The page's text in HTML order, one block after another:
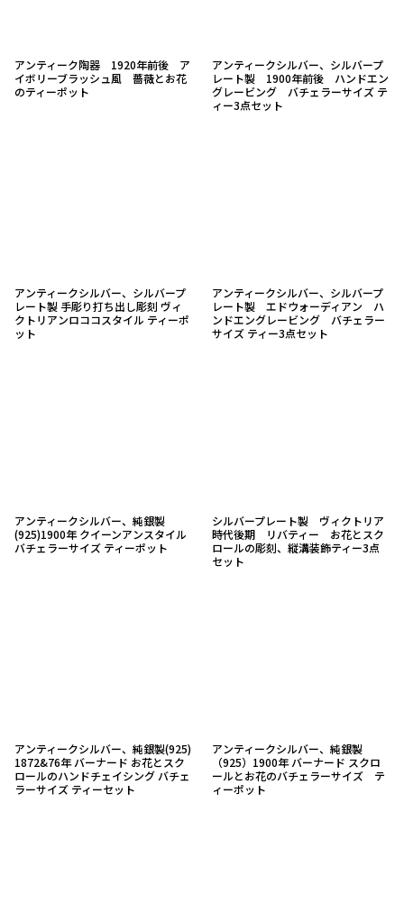
アンティーク陶器 1920年前後 ア
イボリーブラッシュ風 薔薇とお花
のティーポット
アンティークシルバー、シルバープ
レート製 1900年前後 ハンドエン
グレービング バチェラーサイズ テ
ィー3点セット
アンティークシルバー、シルバープ
レート製 手彫り打ち出し彫刻 ヴィ
クトリアンロココスタイル ティーポ
ット
アンティークシルバー、シルバープ
レート製 エドウォーディアン ハ
ンドエングレービング バチェラー
サイズ ティー3点セット
アンティークシルバー、純銀製
(925)1900年 クイーンアンスタイル
バチェラーサイズ ティーポット
シルバープレート製 ヴィクトリア
時代後期 リバティー お花とスク
ロールの彫刻、縦溝装飾ティー3点
セット
アンティークシルバー、純銀製(925)
1872&76年 バーナード お花とスク
ロールのハンドチェイシング バチェ
ラーサイズ ティーセット
アンティークシルバー、純銀製
（925）1900年 バーナード スクロ
ールとお花のバチェラーサイズ テ
ィーポット